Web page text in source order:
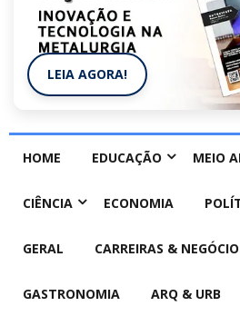
LEIA AGORA!
HOME EDUCAÇÃO MEIO
CIÊNCIA ECONOMIA
GERAL CARREIRAS &
GASTRONOMIA ARQ & URB